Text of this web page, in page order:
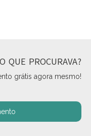
QUE PROCURAVA?
grátis agora mesmo!